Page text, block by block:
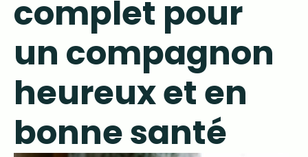
complet pour
un compagnon
heureux et en
bonne santé